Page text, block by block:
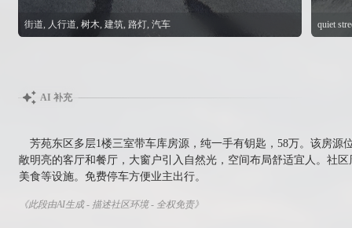
街道, 人行道, 树木, 建筑, 路灯, 汽车
AI 补充
芳苑东区多层1楼三室带车库房源，纯一手有钥匙，58万。该房源
敞明亮的客厅和餐厅，大窗户引入自然光，空间布局舒适宜人。社
美食等设施。免费停车方便业主出行。
《此段由AI生成 - 描述社区环境 - 全权免责》